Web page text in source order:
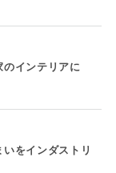
のインテリアに
をインダストリ